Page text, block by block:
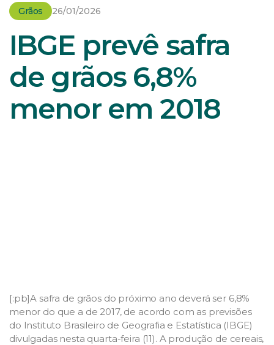
Grãos 26/01/2026
IBGE prevê safra
de grãos 6,8%
menor em 2018
[:pb]A safra de grãos do próximo ano deverá ser 6,8%
menor do que a de 2017, de acordo com as previsões
do Instituto Brasileiro de Geografia e Estatística (IBGE)
divulgadas nesta quarta-feira (11). A produção de cereais,